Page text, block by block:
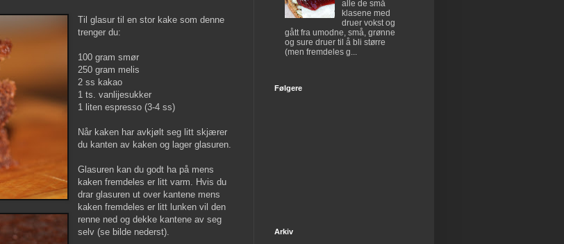
Til glasur til en stor kake som denne
trenger du:
100 gram smør
250 gram melis
2 ss kakao
1 ts. vanlijesukker
1 liten espresso (3-4 ss)
Når kaken har avkjølt seg litt skjærer
du kanten av kaken og lager glasuren.
Glasuren kan du godt ha på mens
kaken fremdeles er litt varm. Hvis du
drar glasuren ut over kantene mens
kaken fremdeles er litt lunken vil den
renne ned og dekke kantene av seg
selv (se bilde nederst).
alle de små
klasene med
druer vokst og
gått fra umodne, små, grønne
og sure druer til å bli større
(men fremdeles g...
Følgere
Arkiv